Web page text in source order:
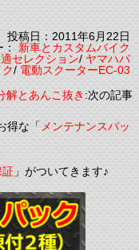
投稿日：2011年6月22日
：新車とカスタムバイク
セレクション/ヤマハパ
/電動スクーターEC-03
解とあんこ抜き:次の記事
得な「メンテナンスパッ
証」がついてきます♪